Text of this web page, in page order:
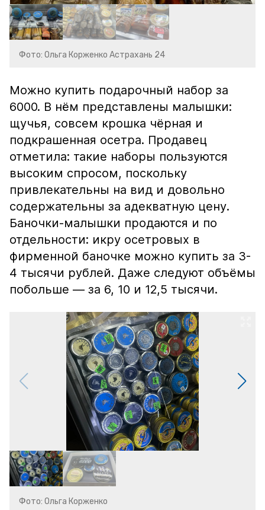
Фото: Ольга Корженко Астрахань 24
Можно купить подарочный набор за
6000. В нём представлены малышки:
щучья, совсем крошка чёрная и
подкрашенная осетра. Продавец
отметила: такие наборы пользуются
высоким спросом, поскольку
привлекательны на вид и довольно
содержательны за адекватную цену.
Баночки-малышки продаются и по
отдельности: икру осетровых в
фирменной баночке можно купить за 3-
4 тысячи рублей. Даже следуют объёмы
побольше — за 6, 10 и 12,5 тысячи.
Фото: Ольга Корженко